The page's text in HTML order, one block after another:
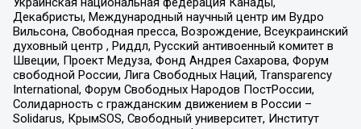
Декабристы, Международный научный центр им Вудро
Вильсона, Свободная пресса, Возрождение, Всеукраинский
духовный центр , Риддл, Русский антивоенный комитет в
Швеции, Проект Медуза, Фонд Андрея Сахарова, Форум
свободной России, Лига Свободных Наций, Transparеncy
International, Форум Свободных Народов ПостРоссии,
Солидарность с гражданским движением в России –
Solidarus, КрымSOS, Свободный университет, Институт